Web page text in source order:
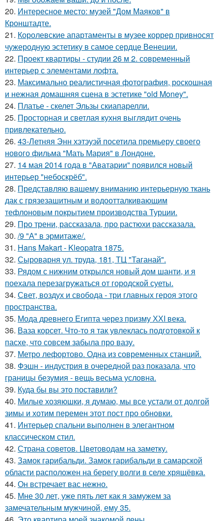
20. Интересное место: музей "Дом Маяков" в
Кронштадте.
21. Королевские апартаменты в музее коррер привносят
чужеродную эстетику в самое сердце Венеции.
22. Проект квартиры - студии 26 м 2. современный
интерьер с элементами лофта.
23. Максимально реалистичная фотография, роскошная
и нежная домашняя сцена в эстетике "old Money".
24. Платье - скелет Эльзы скиапарелли.
25. Просторная и светлая кухня выглядит очень
привлекательно.
26. 43-Летняя Энн хэтэуэй посетила премьеру своего
нового фильма "Мать Мария" в Лондоне.
27. 14 мая 2014 года в "Аватарии" появился новый
интерьер "небоскрёб".
28. Представляю вашему вниманию интерьерную ткань
дак с грязезашитным и водоотталкивающим
тефлоновым покрытием производства Турции.
29. Про трени, рассказала, про растюхи рассказала.
30. /9 "А" в эрмитаже/.
31. Hans Makart - Kleopatra 1875.
32. Сыроварня ул. труда, 181, ТЦ "Таганай".
33. Рядом с нижним открылся новый дом шанти, и я
поехала перезагружаться от городской суеты.
34. Свет, воздух и свобода - три главных героя этого
пространства.
35. Мода древнего Египта через призму ХХI века.
36. Ваза корсет. Что-то я так увлеклась подготовкой к
пасхе, что совсем забыла про вазу.
37. Метро лефортово. Одна из современных станций.
38. Фэшн - индустрия в очередной раз показала, что
границы безумия - вещь весьма условна.
39. Куда бы вы это поставили?
40. Милые хозяюшки, я думаю, мы все устали от долгой
зимы и хотим перемен этот пост про обновки.
41. Интерьер спальни выполнен в элегантном
классическом стил.
42. Страна советов. Цветоводам на заметку.
43. Замок гарибальди. Замок гарибальди в самарской
области расположен на берегу волги в селе хрящёвка.
44. Он встречает вас нежно.
45. Мне 30 лет, уже пять лет как я замужем за
замечательным мужчиной, ему 35.